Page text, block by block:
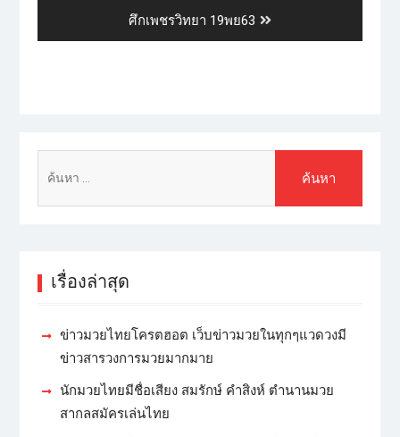
ศึกเพชรวิทยา 19พย63
เรื่องล่าสุด
ข่าวมวยไทยโครตฮอต เว็บข่าวมวยในทุกๆแวดวงมี
ข่าวสารวงการมวยมากมาย
นักมวยไทยมีชื่อเสียง สมรักษ์ คำสิงห์ ตำนานมวย
สากลสมัครเล่นไทย